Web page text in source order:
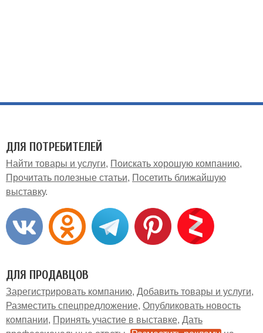
ДЛЯ ПОТРЕБИТЕЛЕЙ
Найти товары и услуги
Поискать хорошую компанию
Прочитать полезные статьи
Посетить ближайшую
выставку
ДЛЯ ПРОДАВЦОВ
Зарегистрировать компанию Добавить товары и услуги
Разместить спецпредложение Опубликовать новость
компании
Принять участие в выставке Дать